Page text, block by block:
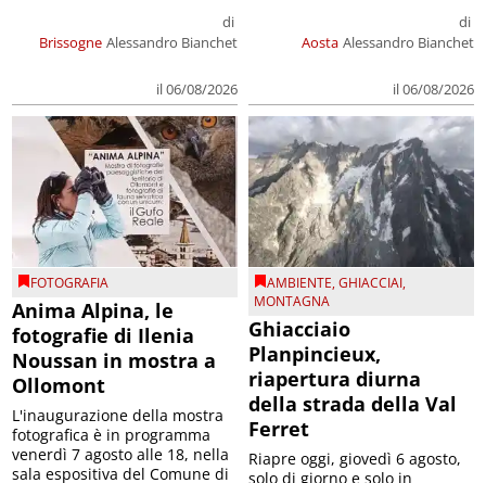
Brissogne
di
Alessandro Bianchet
il 06/08/2026
Aosta
di
Alessandro Bianchet
il 06/08/2026
FOTOGRAFIA
Anima Alpina, le
fotografie di Ilenia
Noussan in mostra a
Ollomont
L'inaugurazione della mostra
fotografica è in programma
venerdì 7 agosto alle 18, nella
sala espositiva del Comune di
AMBIENTE,GHIACCIAI,
MONTAGNA
Ghiacciaio
Planpincieux,
riapertura diurna
della strada della Val
Ferret
Riapre oggi, giovedì 6 agosto,
solo di giorno e solo in